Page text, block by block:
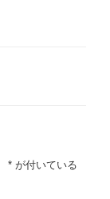
* が付いている